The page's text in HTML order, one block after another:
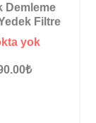
Demleme
Filtre
yok
₺